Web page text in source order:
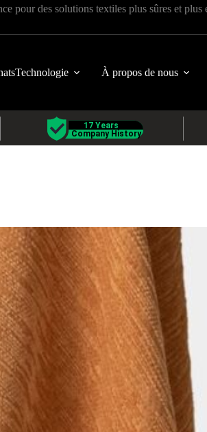
pour des solutions textiles plus sûres et plus
Technologie À propos de nous